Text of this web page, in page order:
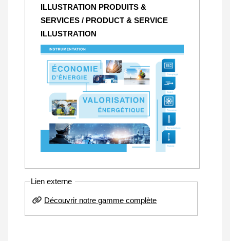
ILLUSTRATION PRODUITS &
SERVICES / PRODUCT & SERVICE
ILLUSTRATION
Lien externe
Découvrir notre gamme complète